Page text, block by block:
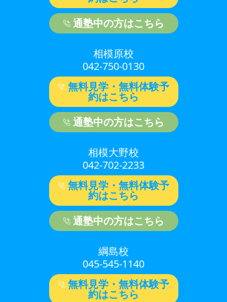
通塾中の方はこちら
相模原校
042-750-0130
無料見学・無料体験予
約はこちら
通塾中の方はこちら
相模大野校
042-702-2233
無料見学・無料体験予
約はこちら
通塾中の方はこちら
綱島校
045-545-1140
無料見学・無料体験予
約はこちら